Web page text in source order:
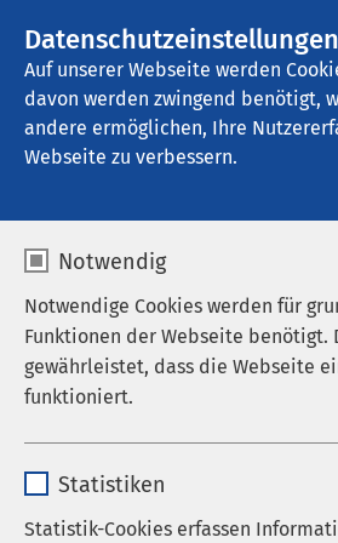
Datenschutzeinstellungen
Auf unserer Webseite werden
davon werden zwingend benötigt,
andere ermöglichen, Ihre
Webseite zu verbessern.
Notwendig
Notwendige Cookies werden für
Funktionen der Webseite benötigt.
gewährleistet, dass die Webseite
funktioniert.
Anbieter sgalinski
Statistiken
Statistik-Cookies erfassen